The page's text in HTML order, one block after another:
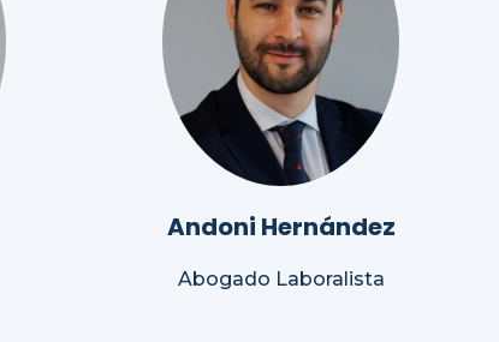
Andoni Hernández
Abogado Laboralista